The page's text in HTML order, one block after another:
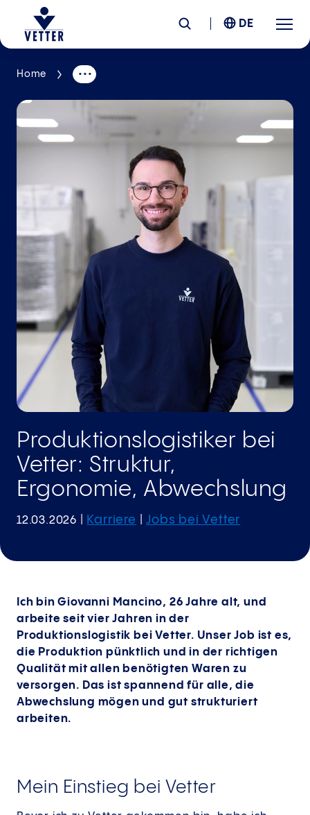
Unternehmen
Verantwortung
Standorte
News & Insights
Karriere
DE
Home
Produktionslogistiker bei
Vetter: Struktur,
Ergonomie, Abwechslung
12.03.2026 Karriere |Jobs bei Vetter
Ich bin Giovanni Mancino, 26 Jahre alt, und
arbeite seit vier Jahren in der
Produktionslogistik bei Vetter. Unser Job ist es,
die Produktion pünktlich und in der richtigen
Qualität mit allen benötigten Waren zu
versorgen. Das ist spannend für alle, die
Abwechslung mögen und gut strukturiert
arbeiten.
Mein Einstieg bei Vetter